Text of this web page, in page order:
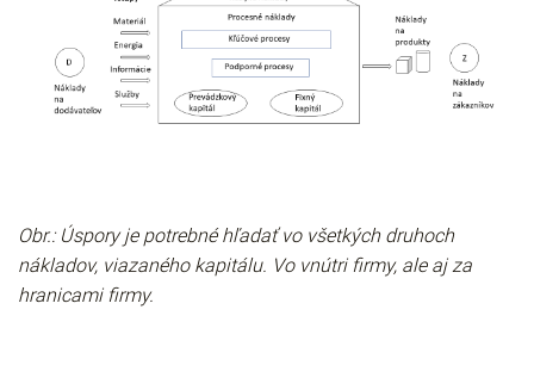
Obr.: Úspory je potrebné hľadať vo všetkých druhoch
nákladov, viazaného kapitálu. Vo vnútri firmy, ale aj za
hranicami firmy.